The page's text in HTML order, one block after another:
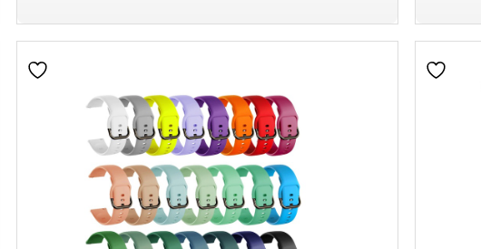
više
Opcije
se
mogu
odabrati
na